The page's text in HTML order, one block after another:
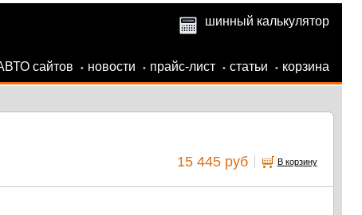
шинный калькулятор
сайтов • новости • прайс-лист • статьи • корзина
15 445 руб В корзину